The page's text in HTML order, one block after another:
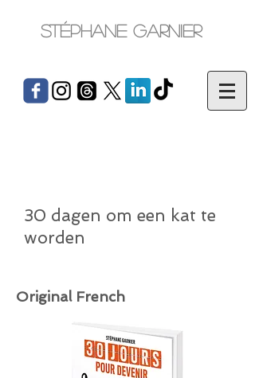
Stéphane Garnier
30 dagen om een kat te
worden
Original French